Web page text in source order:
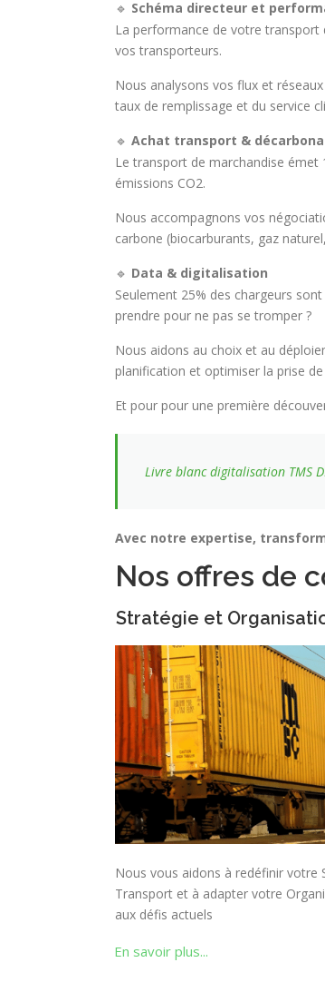
🔹 Schéma directeur et
La performance de votre transport
vos transporteurs.
Nous analysons vos flux et
taux de remplissage et du service
🔹 Achat transport &
Le transport de marchandise émet
émissions CO2.
Nous accompagnons vos
carbone (biocarburants, gaz
🔹 Data & digitalisation
Seulement 25% des chargeurs
prendre pour ne pas se tromper ?
Nous aidons au choix et au
planification et optimiser la prise de
Et pour pour une première
Livre blanc digitalisation TMS
Avec notre expertise,
Nos offres de
Stratégie et
Nous vous aidons à redéfinir votre
Transport et à adapter votre
aux défis actuels
En savoir plus...